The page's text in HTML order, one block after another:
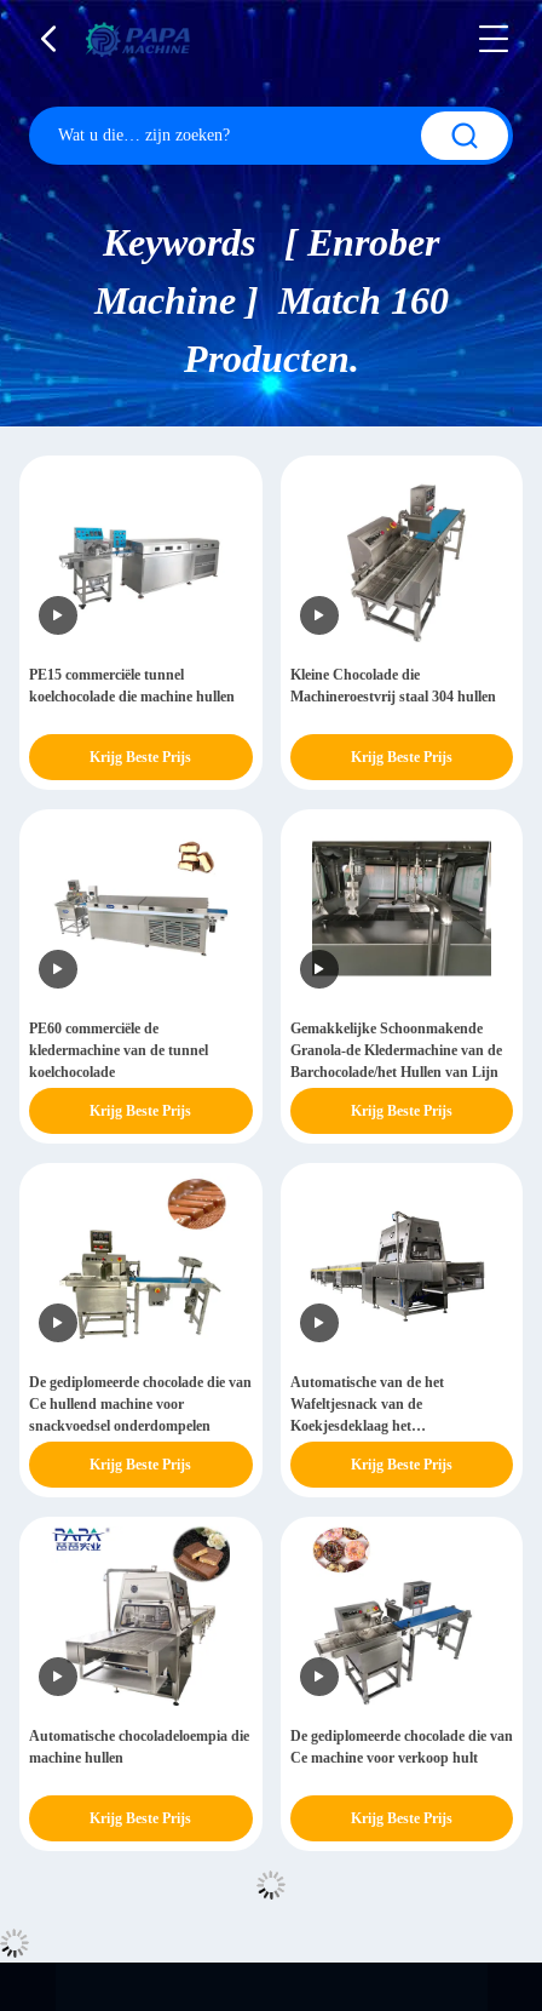
Keywords [ Enrober
Machine ] Match 160
Producten.
PE15 commerciële tunnel
koelchocolade die machine hullen
Krijg Beste Prijs
Kleine Chocolade die
Machineroestvrij staal 304 hullen
Krijg Beste Prijs
PE60 commerciële de
kledermachine van de tunnel
koelchocolade
Krijg Beste Prijs
Gemakkelijke Schoonmakende
Granola-de Kledermachine van de
Barchocolade/het Hullen van Lijn
Krijg Beste Prijs
De gediplomeerde chocolade die van
Ce hullend machine voor
snackvoedsel onderdompelen
Krijg Beste Prijs
Automatische van de het
Wafeltjesnack van de
Koekjesdeklaag het
Voedselchocolade die Machine met
Koeltunnel hullenKrijg Beste Prijs
Automatische chocoladeloempia die
machine hullen
Krijg Beste Prijs
De gediplomeerde chocolade die van
Ce machine voor verkoop hult
Krijg Beste Prijs